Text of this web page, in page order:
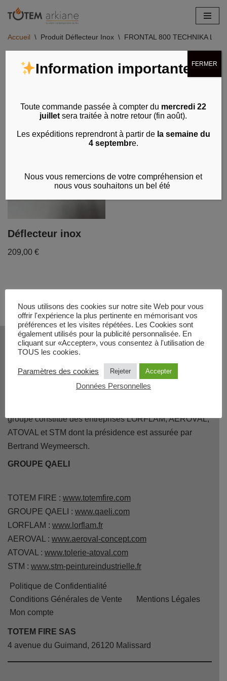
au
Accueil \ Produit Déflecteur Inox \ FRONTAL 800 TECHNIKA
Déflecteur inox
209,00 €
QUI SOMMES NOUS ?
TOTEM et ARKIANE sont des marques de TOTEM
FIRE.
En 2019, le groupe françaisQAELI acquiert l'entreprise
groupe constitué des entreprises LORFLAM, AEROVAL,
ATOVAL et STM dont la présidence est assurée par
Bertrand Weymeersch.
GROUPE QAELI
TOTEM FIRE : www.totemfire.com
GROUPE QAELI : www.qaeli.com
LORFLAM : www.lorflam.fr
AEROVAL : www.aeroval-concept.com
ATOVAL : www.tolerie-atoval.com
STM : www.stm-peintureindustrielle.fr
Politique de Confidentialité
Conditions Générales de Vente
Mentions Légales
Mon compte
TOTEM FIRE SAS
4 avenue du Guimand, 26120 Malissard
Nous utilisons des cookies sur notre site Web pour vous
offrir l'expérience la plus pertinente en mémorisant vos
préférences et les visites répétées. Les Cookies sont
également utilisés pour la publicité personnalisée. En
cliquant sur «Accepter», vous consentez à l'utilisation de
TOUS les cookies.
Paramètres des cookies Rejeter Accepter
Données Personnelles
Information importante
Toute commande passée à compter du mercredi 22
juillet sera traitée à notre retour (fin août).
Les expéditions reprendront à partir de la semaine du
4 septembre.
Nous vous remercions de votre compréhension et
nous vous souhaitons un bel été
FERMER